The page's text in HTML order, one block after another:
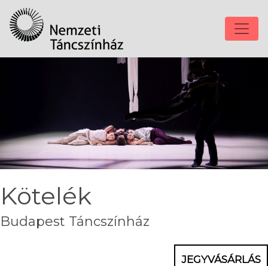
Kötelék
Budapest Táncszínház
JEGYVÁSÁRLÁS